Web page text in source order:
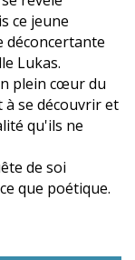
ce jeune
déconcertante
Lukas.
plein cœur du
se découvrir et
qu'ils ne
de soi
que poétique.